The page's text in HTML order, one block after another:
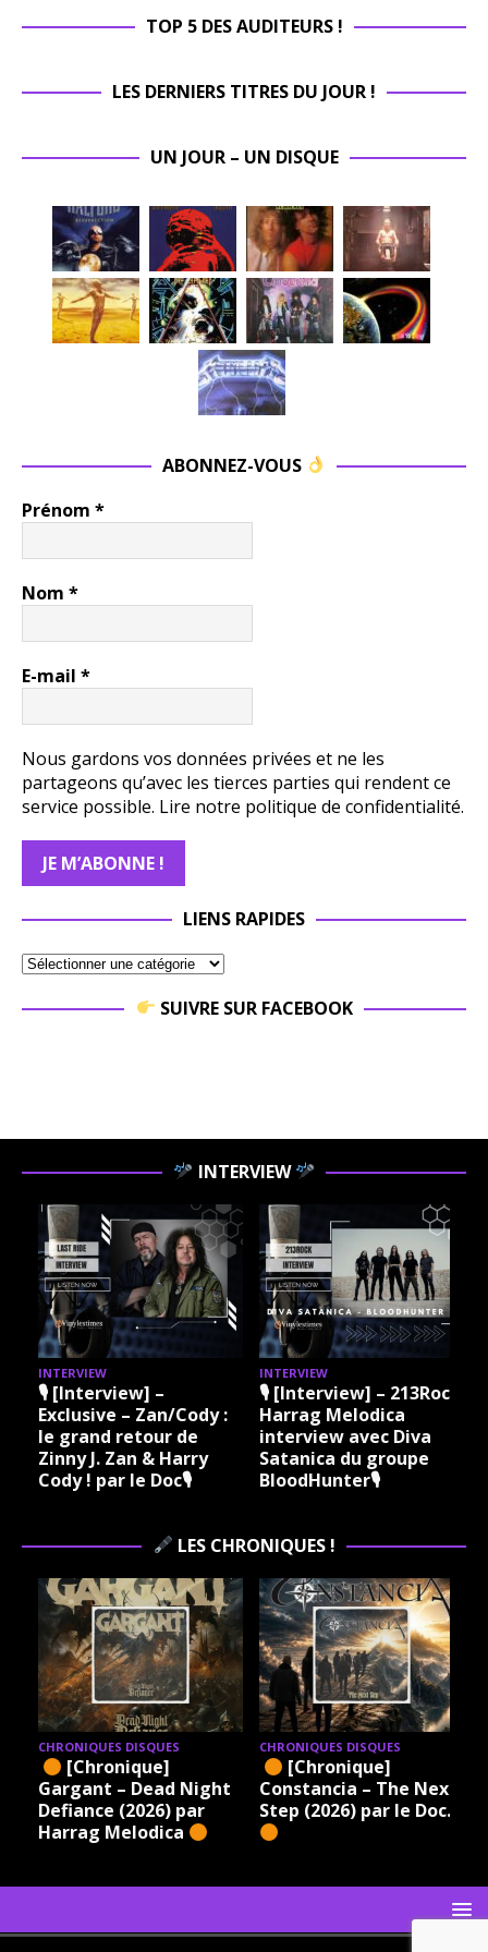
TOP 5 DES AUDITEURS !
LES DERNIERS TITRES DU JOUR !
UN JOUR – UN DISQUE
ABONNEZ-VOUS
Prénom *
Nom *
E-mail *
Nous gardons vos données privées et ne les
partageons qu’avec les tierces parties qui rendent ce
service possible. Lire notre politique de confidentialité.
LIENS RAPIDES
SUIVRE SUR FACEBOOK
INTERVIEW
INTERVIEW
🎙 [Interview] –
Exclusive – Zan/Cody :
le grand retour de
Zinny J. Zan & Harry
Cody ! par le Doc🎙
INTERVIEW
🎙 [Interview] – 213Rock
Harrag Melodica
interview avec Diva
Satanica du groupe
BloodHunter🎙
LES CHRONIQUES !
CHRONIQUES DISQUES
[Chronique]
Gargant – Dead Night
Defiance (2026) par
Harrag Melodica
CHRONIQUES DISQUES
[Chronique]
Constancia – The Next
Step (2026) par le Doc.